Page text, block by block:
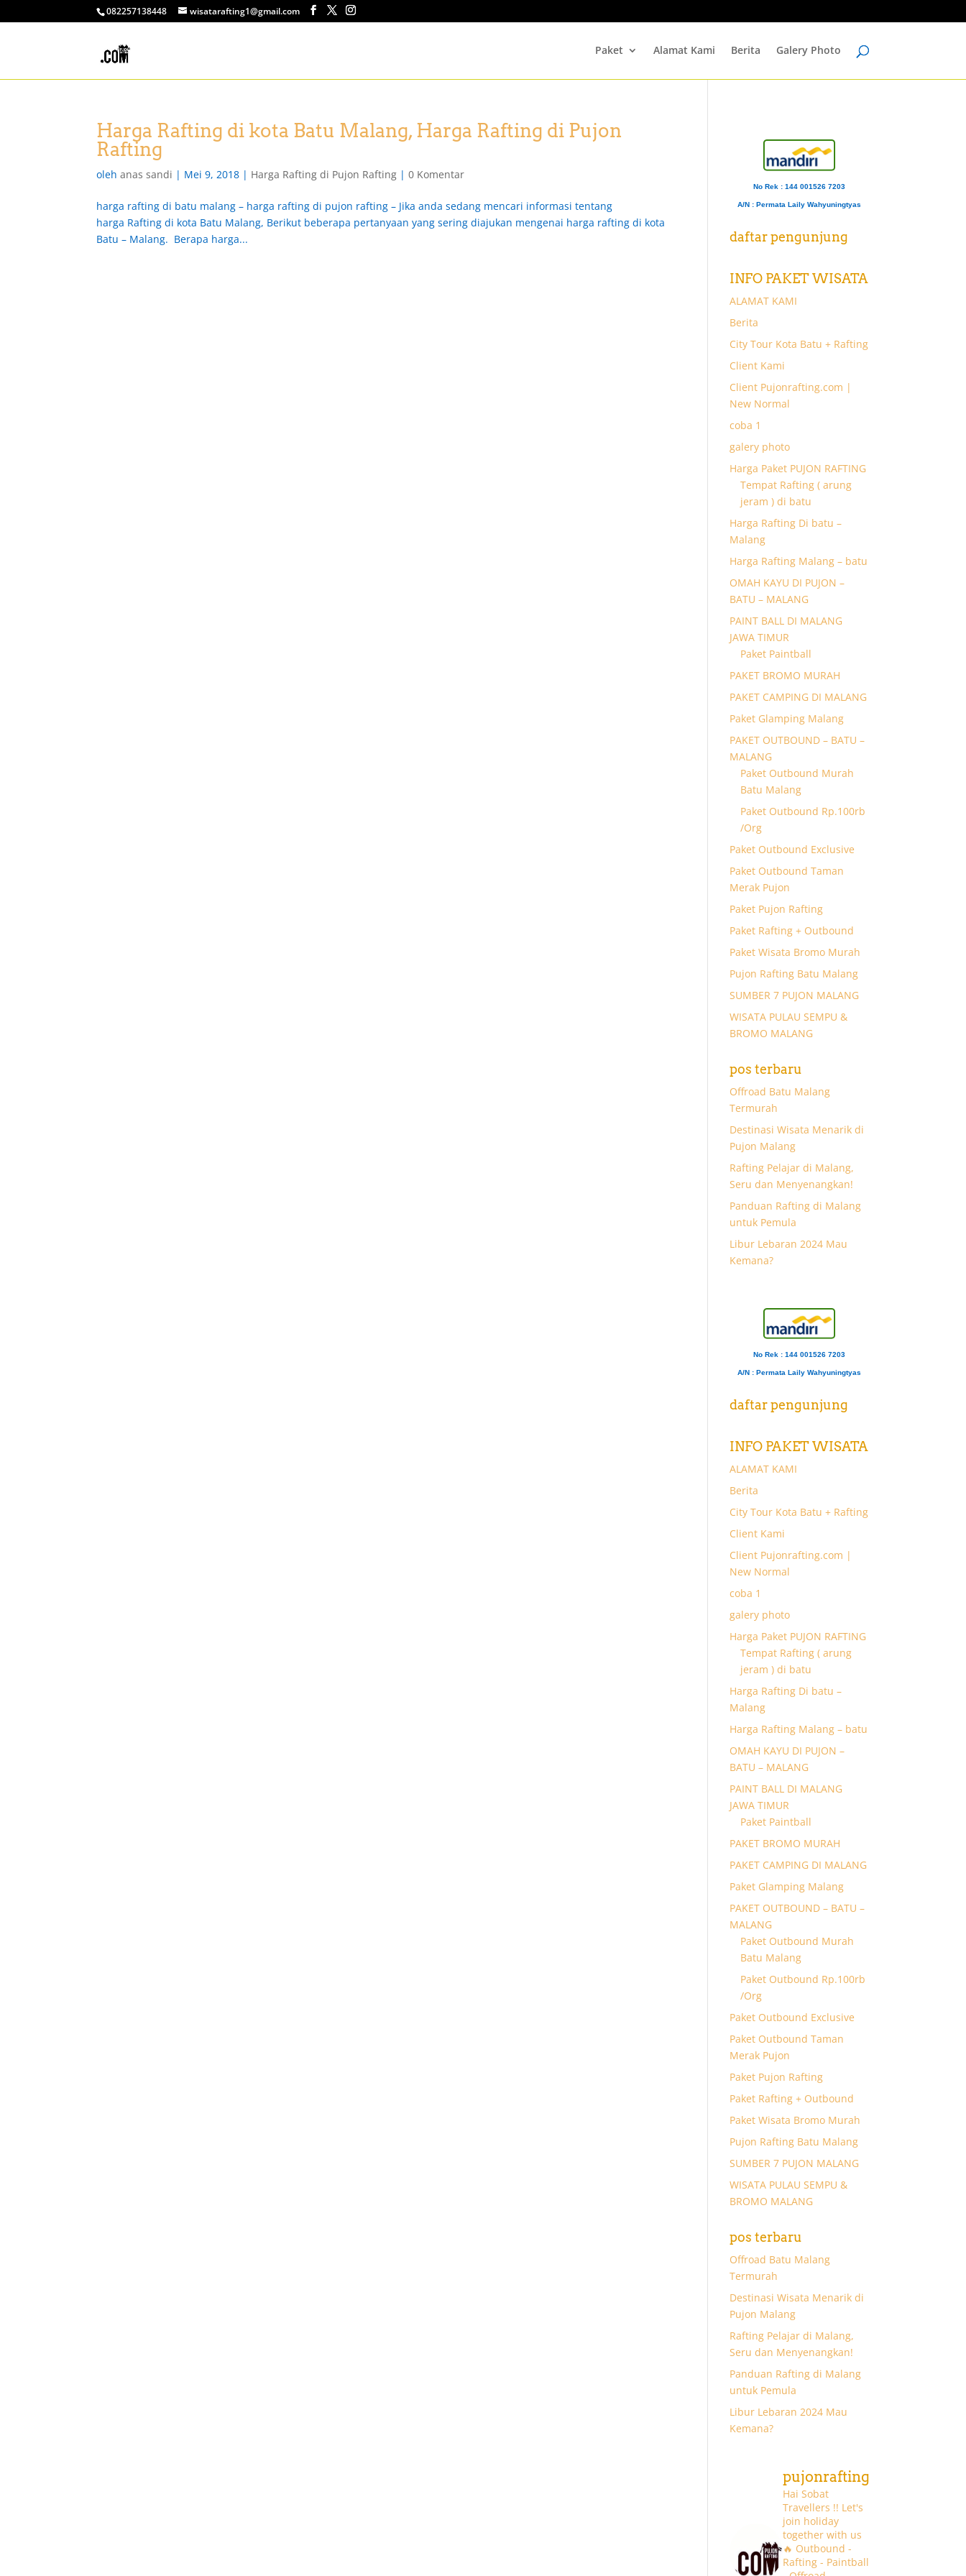
082257138448 wisatarafting1@gmail.com
Paket Alamat Kami Berita Galery Photo
Harga Rafting di kota Batu Malang, Harga Rafting di Pujon
Rafting
olehanas sandi | Mei 9, 2018 | Harga Rafting di Pujon Rafting |0 Komentar
harga rafting di batu malang – harga rafting di pujon rafting – Jika anda sedang mencari informasi tentang
harga Rafting di kota Batu Malang, Berikut beberapa pertanyaan yang sering diajukan mengenai harga rafting di kota
Batu – Malang. Berapa harga...
No Rek : 144 001526 7203
A/N : Permata Laily Wahyuningtyas
daftar pengunjung
INFO PAKET WISATA
ALAMAT KAMI
Berita
City Tour Kota Batu + Rafting
Client Kami
Client Pujonrafting.com |
New Normal
coba 1
galery photo
Harga Paket PUJON RAFTING
Tempat Rafting ( arung
jeram ) di batu
Harga Rafting Di batu –
Malang
Harga Rafting Malang – batu
OMAH KAYU DI PUJON –
BATU – MALANG
PAINT BALL DI MALANG
JAWA TIMUR
Paket Paintball
PAKET BROMO MURAH
PAKET CAMPING DI MALANG
Paket Glamping Malang
PAKET OUTBOUND – BATU –
MALANG
Paket Outbound Murah
Batu Malang
Paket Outbound Rp.100rb
/Org
Paket Outbound Exclusive
Paket Outbound Taman
Merak Pujon
Paket Pujon Rafting
Paket Rafting + Outbound
Paket Wisata Bromo Murah
Pujon Rafting Batu Malang
SUMBER 7 PUJON MALANG
WISATA PULAU SEMPU &
BROMO MALANG
pos terbaru
Offroad Batu Malang
Termurah
Destinasi Wisata Menarik di
Pujon Malang
Rafting Pelajar di Malang,
Seru dan Menyenangkan!
Panduan Rafting di Malang
untuk Pemula
Libur Lebaran 2024 Mau
Kemana?
No Rek : 144 001526 7203
A/N : Permata Laily Wahyuningtyas
daftar pengunjung
INFO PAKET WISATA
ALAMAT KAMI
Berita
City Tour Kota Batu + Rafting
Client Kami
Client Pujonrafting.com |
New Normal
coba 1
galery photo
Harga Paket PUJON RAFTING
Tempat Rafting ( arung
jeram ) di batu
Harga Rafting Di batu –
Malang
Harga Rafting Malang – batu
OMAH KAYU DI PUJON –
BATU – MALANG
PAINT BALL DI MALANG
JAWA TIMUR
Paket Paintball
PAKET BROMO MURAH
PAKET CAMPING DI MALANG
Paket Glamping Malang
PAKET OUTBOUND – BATU –
MALANG
Paket Outbound Murah
Batu Malang
Paket Outbound Rp.100rb
/Org
Paket Outbound Exclusive
Paket Outbound Taman
Merak Pujon
Paket Pujon Rafting
Paket Rafting + Outbound
Paket Wisata Bromo Murah
Pujon Rafting Batu Malang
SUMBER 7 PUJON MALANG
WISATA PULAU SEMPU &
BROMO MALANG
pos terbaru
Offroad Batu Malang
Termurah
Destinasi Wisata Menarik di
Pujon Malang
Rafting Pelajar di Malang,
Seru dan Menyenangkan!
Panduan Rafting di Malang
untuk Pemula
Libur Lebaran 2024 Mau
Kemana?
pujonrafting
Hai Sobat
Travellers !! Let's
join holiday
together with us
🔥 Outbound -
Rafting - Paintball